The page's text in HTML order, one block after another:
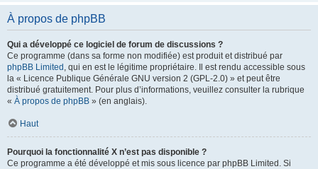
À propos de phpBB
Qui a développé ce logiciel de forum de discussions ?
Ce programme (dans sa forme non modifiée) est produit et distribué par
phpBB Limited , qui en est le légitime propriétaire. Il est rendu accessible sous
la « Licence Publique Générale GNU version 2 (GPL-2.0) » et peut être
distribué gratuitement. Pour plus d’informations, veuillez consulter la rubrique
« À propos de phpBB » (en anglais).
Haut
Pourquoi la fonctionnalité X n’est pas disponible ?
Ce programme a été développé et mis sous licence par phpBB Limited. Si